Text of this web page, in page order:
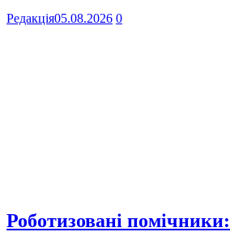
Редакція05.08.2026 0
Роботизовані